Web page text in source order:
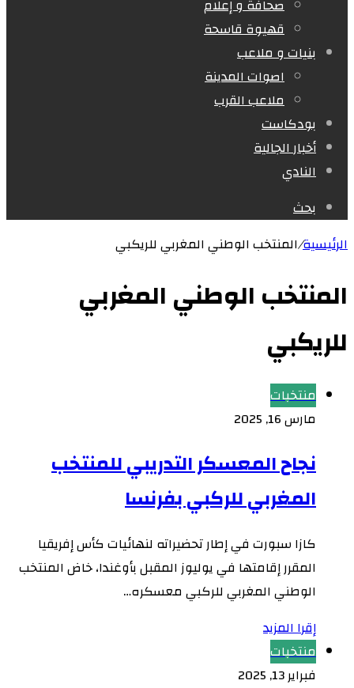
صحافة و إعلام
قهيوة قاسحة
بنيات و ملاعب
اصوات المدينة
ملاعب القرب
بودكاست
أخبار الجالية
النادي
بحث
الرئيسية/المنتخب الوطني المغربي للريكبي
المنتخب الوطني المغربي
للريكبي
منتخبات
مارس 16, 2025
نجاح المعسكر التدريبي للمنتخب
المغربي للركبي بفرنسا
كازا سبورت في إطار تحضيراته لنهائيات كأس إفريقيا
المقرر إقامتها في يوليوز المقبل بأوغندا، خاض المنتخب
الوطني المغربي للركبي معسكره…
إقرا المزيد
منتخبات
فبراير 13, 2025